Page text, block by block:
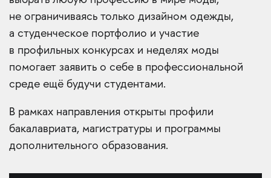
не ограничиваясь только дизайном одежды,
а студенческое портфолио и участие
в профильных конкурсах и неделях моды
помогает заявить о себе в профессиональной
среде ещё будучи студентами.
В рамках направления открыты профили
бакалавриата, магистратуры и программы
дополнительного образования.